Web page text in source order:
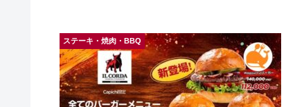
ステーキ・焼肉・BBQ